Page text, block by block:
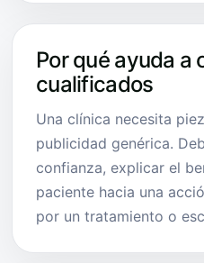
Por qué ayuda
cualificados
Una clínica necesita
publicidad genérica.
confianza, explicar el
paciente hacia una
por un tratamiento o